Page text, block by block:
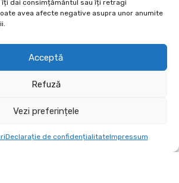
îți dai consimțământul sau îți retragi
avea afecte negative asupra unor anumite
Acceptă
Refuză
Vezi preferințele
Declarație de confidențialitateImpressum
Detail
Ornamentale